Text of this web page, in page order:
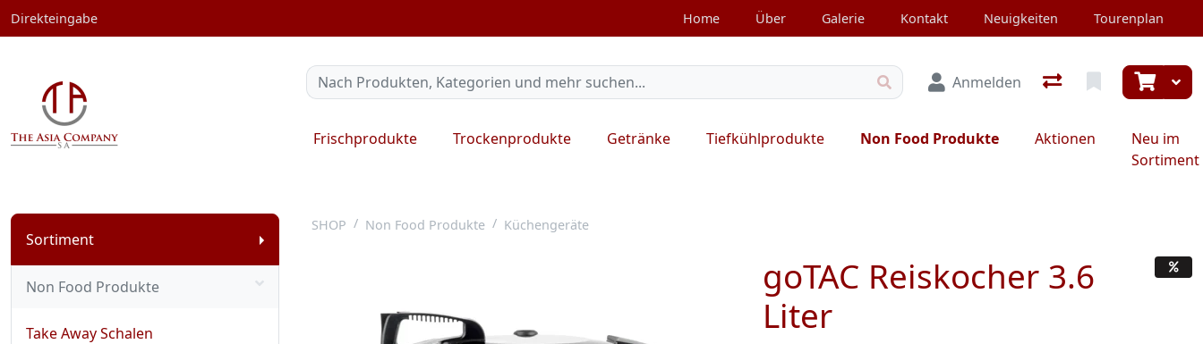
Direkteingabe Home Über Galerie Kontakt Neuigkeiten Tourenplan
Anmelden
Frischprodukte Trockenprodukte Getränke Tiefkühlprodukte Non Food Produkte Aktionen
Neu im
Sortiment
Sortiment
Non Food Produkte
Take Away Schalen
SHOP Non Food Produkte Küchengeräte
goTAC Reiskocher 3.6
Liter